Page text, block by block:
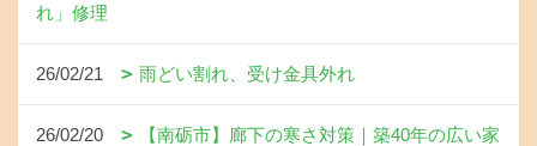
れ」修理
26/02/21 雨どい割れ、受け金具外れ
26/02/20
【南砺市】廊下の寒さ対策｜築40年の広い家